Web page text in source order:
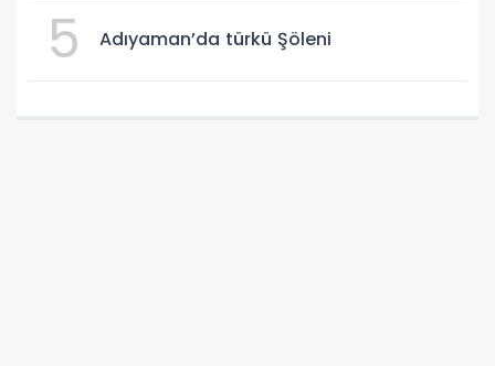
5 Adıyaman’da türkü Şöleni